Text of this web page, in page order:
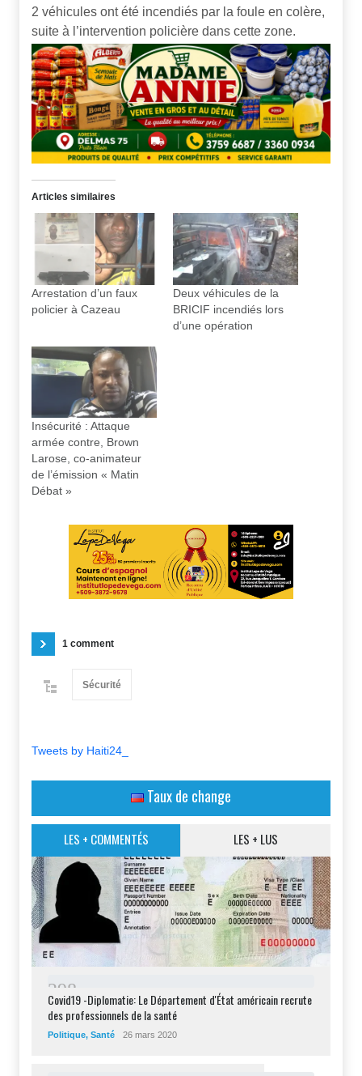
2 véhicules ont été incendiés par la foule en colère,
suite à l’intervention policière dans cette zone.
Articles similaires
Arrestation d’un faux
policier à Cazeau
Deux véhicules de la
BRICIF incendiés lors
d’une opération
Insécurité : Attaque
armée contre, Brown
Larose, co-animateur
de l’émission « Matin
Débat »
1 comment
Sécurité
Tweets by Haiti24_
Taux de change
LES + COMMENTÉS LES + LUS
298
Covid19 -Diplomatie: Le Département d'État américain recrute
des professionnels de la santé
Politique, Santé 26 mars 2020